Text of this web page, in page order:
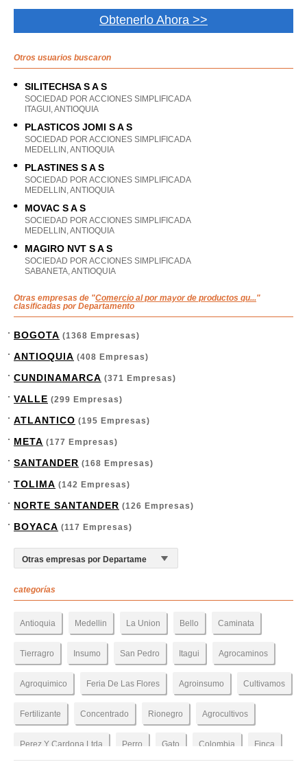
Obtenerlo Ahora >>
Otros usuarios buscaron
SILITECHSA S A S
SOCIEDAD POR ACCIONES SIMPLIFICADA
ITAGUI, ANTIOQUIA
PLASTICOS JOMI S A S
SOCIEDAD POR ACCIONES SIMPLIFICADA
MEDELLIN, ANTIOQUIA
PLASTINES S A S
SOCIEDAD POR ACCIONES SIMPLIFICADA
MEDELLIN, ANTIOQUIA
MOVAC S A S
SOCIEDAD POR ACCIONES SIMPLIFICADA
MEDELLIN, ANTIOQUIA
MAGIRO NVT S A S
SOCIEDAD POR ACCIONES SIMPLIFICADA
SABANETA, ANTIOQUIA
Otras empresas de "Comercio al por mayor de productos qu..."
clasificadas por Departamento
BOGOTA (1368 Empresas)
ANTIOQUIA (408 Empresas)
CUNDINAMARCA (371 Empresas)
VALLE (299 Empresas)
ATLANTICO (195 Empresas)
META (177 Empresas)
SANTANDER (168 Empresas)
TOLIMA (142 Empresas)
NORTE SANTANDER (126 Empresas)
BOYACA (117 Empresas)
categorías
Antioquia Medellin La Union Bello Caminata
Tierragro Insumo San Pedro Itagui Agrocaminos
Agroquimico Feria De Las Flores Agroinsumo Cultivamos
Fertilizante Concentrado Rionegro Agrocultivos
Perez Y Cardona Ltda Perro Gato Colombia Finca